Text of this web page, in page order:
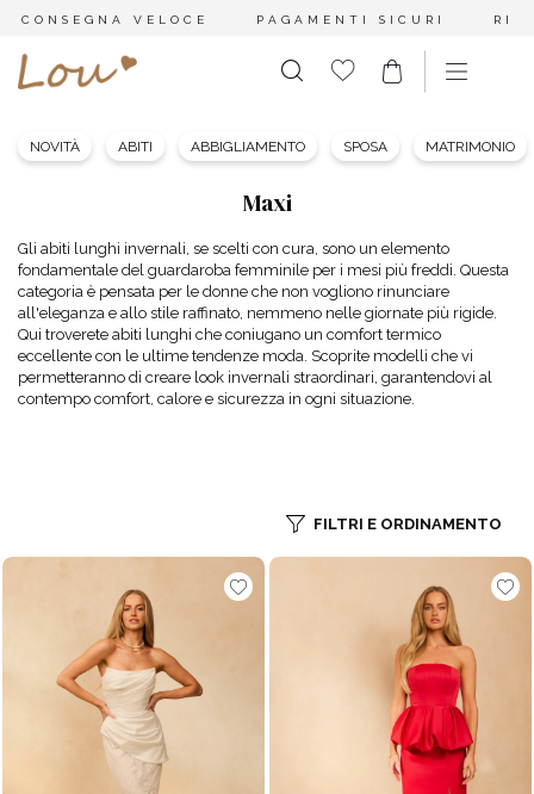
CONSEGNA VELOCE PAGAMENTI SICURI
NOVITÀ ABITI ABBIGLIAMENTO SPOSA MATRIMONIO
Maxi
Gli abiti lunghi invernali, se scelti con cura, sono un elemento
fondamentale del guardaroba femminile per i mesi più freddi. Questa
categoria è pensata per le donne che non vogliono rinunciare
all'eleganza e allo stile raffinato, nemmeno nelle giornate più rigide.
Qui troverete abiti lunghi che coniugano un comfort termico
eccellente con le ultime tendenze moda. Scoprite modelli che vi
permetteranno di creare look invernali straordinari, garantendovi al
contempo comfort, calore e sicurezza in ogni situazione.
FILTRI E ORDINAMENTO